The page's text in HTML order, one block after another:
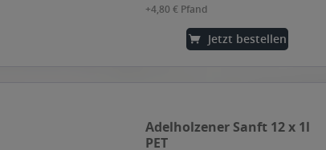
Gestein...
+4,80 € Pfand
Jetzt bestellen
Adelholzener Sanft 12 x 1l
PET